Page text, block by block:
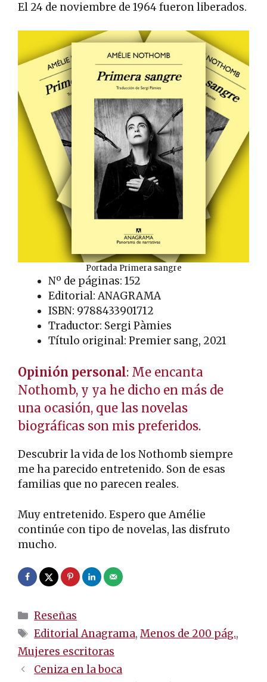
El 24 de noviembre de 1964 fueron liberados.
Portada Primera sangre
Nº de páginas: 152
Editorial: ANAGRAMA
ISBN: 9788433901712
Traductor: Sergi Pàmies
Título original: Premier sang, 2021
Opinión personal: Me encanta
Nothomb, y ya he dicho en más de
una ocasión, que las novelas
biográficas son mis preferidos.
Descubrir la vida de los Nothomb siempre
me ha parecido entretenido. Son de esas
familias que no parecen reales.
Muy entretenido. Espero que Amélie
continúe con tipo de novelas, las disfruto
mucho.
Categorías
Reseñas
Etiquetas
Editorial Anagrama,Menos de 200 pág.,
Mujeres escritoras
Navegación
Ceniza en la boca